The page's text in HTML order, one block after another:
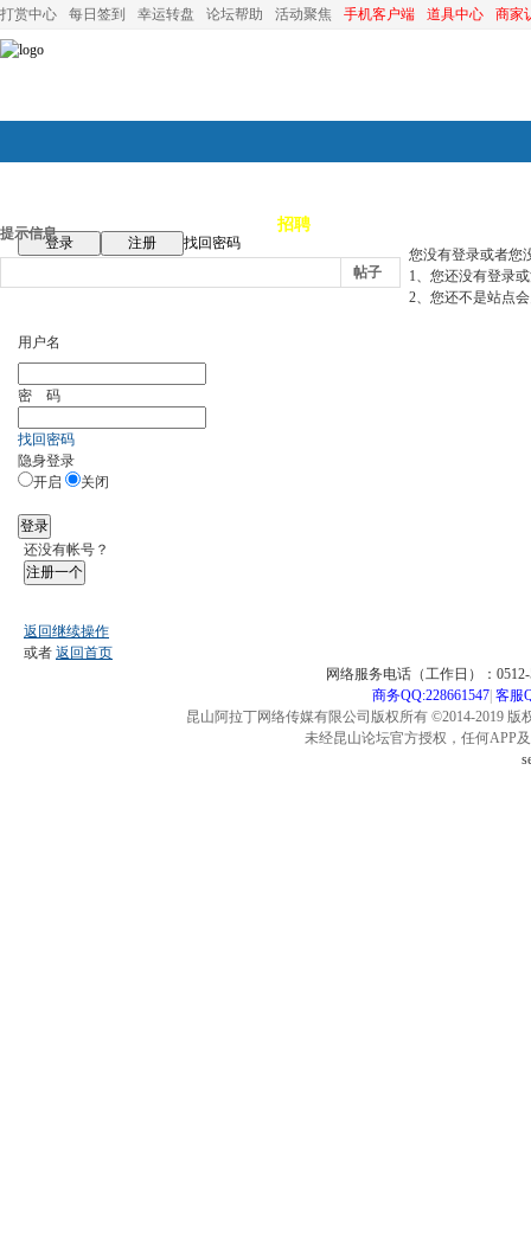
打赏中心 每日签到 幸运转盘 论坛帮助 活动聚焦 手机客户端 道具中心 商家
论坛首页 招聘
登录 注册
找回密码
帖子
提示信息
您没有登录或者您
1、您还没有登录
2、您还不是站点
用户名
密 码
找回密码
隐身登录
开启
关闭
登录
还没有帐号？
注册一个
返回继续操作
或者 返回首页
网络服务电话（工作日）：
商务QQ:228661547| 客服
昆山阿拉丁网络传媒有限公司版权所有 ©2014-2019
未经昆山论坛官方授权，任何APP